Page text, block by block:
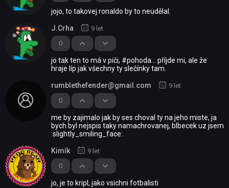
jojo, to takovej ronaldo by to neudělal.
0
J.Crha 9 let
jo tak ten to má v piči, #pohoda... příjde mi, ale že
hraje líp jak všechny ty slečínky tam.
0
rumblethefender@gmail.com 9 let
me by zajimalo jak by ses choval ty na jeho miste, ja
bych byl nejspis taky namachrovanej, blbecek uz jsem
:slightly_smiling_face:
0
Kimík 9 let
jo, je to kripl, jako vsichni fotbalisti